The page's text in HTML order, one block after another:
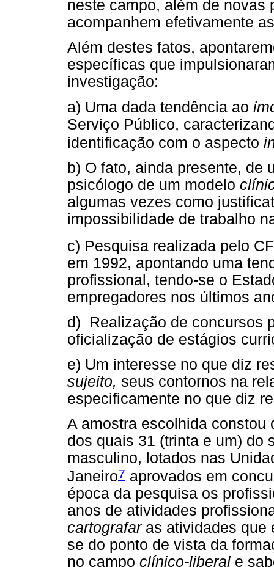
neste campo, além de novas
acompanhem efetivamente
Além destes fatos,
específicas que
investigação:
a) Uma dada tendência ao
Serviço Público,
identificação com o aspecto
b) O fato, ainda presente, de
psicólogo de um modelo
algumas vezes como
impossibilidade de trabalho
c) Pesquisa realizada pelo
em 1992, apontando uma
profissional, tendo-se o
empregadores nos últimos
d) Realização de concursos
oficialização de estágios
e) Um interesse no que diz
sujeito, seus contornos na
especificamente no que diz
A amostra escolhida constou
dos quais 31 (trinta e um) do
masculino, lotados nas
Janeiro7 aprovados em
época da pesquisa os
anos de atividades
cartografaras atividades que
se do ponto de vista da
no campo clínico-liberal e